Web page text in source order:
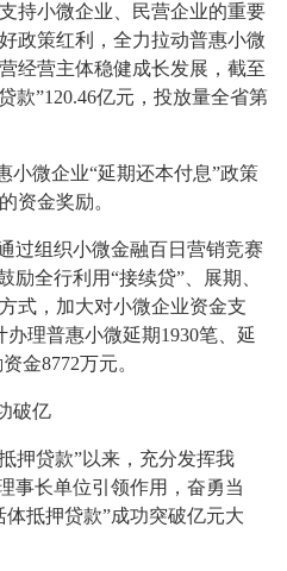
小微企业、民营企业的重要
政策红利，全力拉动普惠小微
经营主体稳健成长发展，截至
款”120.46亿元，投放量全省第
微企业“延期还本付息”政策
资金奖励。
组织小微金融百日营销竞赛
励全行利用“接续贷”、展期、
式，加大对小微企业资金支
理普惠小微延期1930笔、延
金8772万元。
破亿
贷款”以来，充分发挥我
事长单位引领作用，奋勇当
抵押贷款”成功突破亿元大